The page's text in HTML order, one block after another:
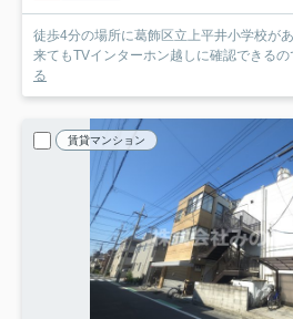
徒歩4分の場所に葛飾区立上平井小学校が
来てもTVインターホン越しに確認できる
る
賃貸マンション